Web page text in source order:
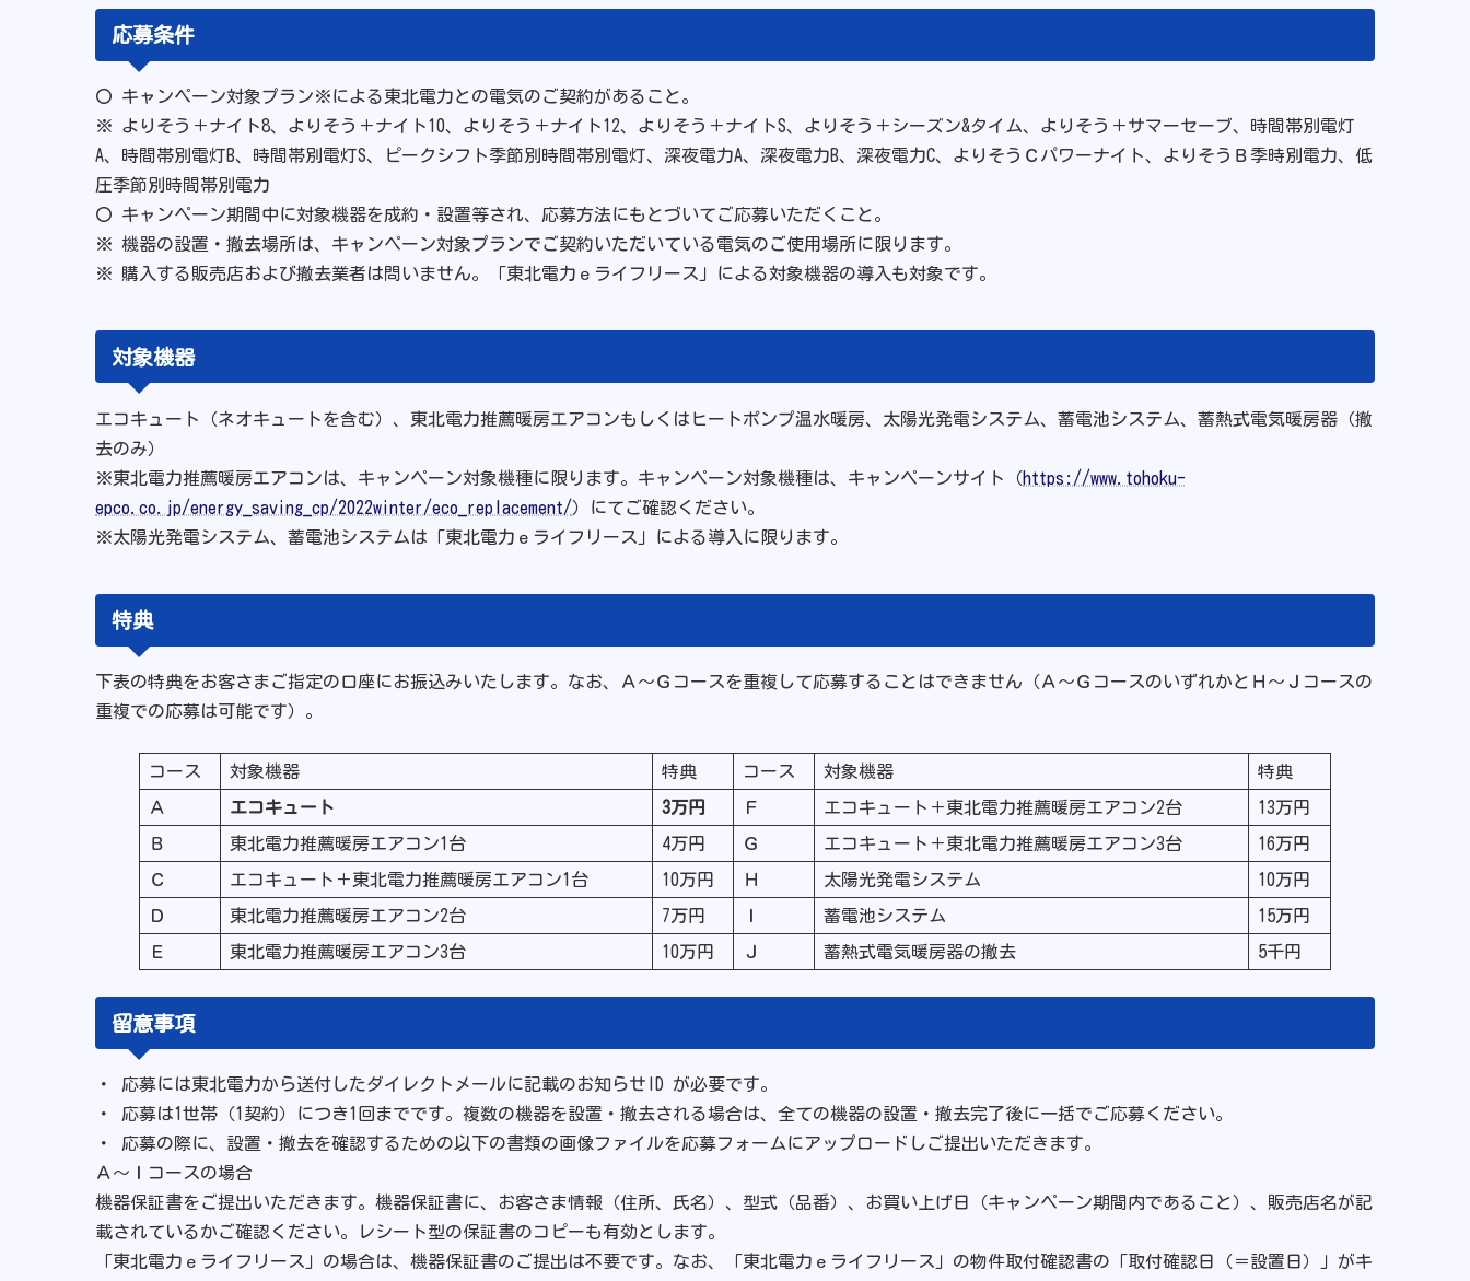
応募条件
〇 キャンペーン対象プラン※による東北電力との電気のご契約があること。
※ よりそう＋ナイト8、よりそう＋ナイト10、よりそう＋ナイト12、よりそう＋ナイトS、よりそう＋シーズン&タイム、よりそう＋サマーセーブ、時間帯別電灯
A、時間帯別電灯B、時間帯別電灯S、ピークシフト季節別時間帯別電灯、深夜電力A、深夜電力B、深夜電力C、よりそうＣパワーナイト、よりそうＢ季時別電力、低
圧季節別時間帯別電力
〇 キャンペーン期間中に対象機器を成約・設置等され、応募方法にもとづいてご応募いただくこと。
※ 機器の設置・撤去場所は、キャンペーン対象プランでご契約いただいている電気のご使用場所に限ります。
※ 購入する販売店および撤去業者は問いません。「東北電力ｅライフリース」による対象機器の導入も対象です。
対象機器
エコキュート（ネオキュートを含む）、東北電力推薦暖房エアコンもしくはヒートポンプ温水暖房、太陽光発電システム、蓄電池システム、蓄熱式電気暖房器（撤
去のみ）
※東北電力推薦暖房エアコンは、キャンペーン対象機種に限ります。キャンペーン対象機種は、キャンペーンサイト（https://www.tohoku-
epco.co.jp/energy_saving_cp/2022winter/eco_replacement/）にてご確認ください。
※太陽光発電システム、蓄電池システムは「東北電力ｅライフリース」による導入に限ります。
特典
下表の特典をお客さまご指定の口座にお振込みいたします。なお、Ａ～Ｇコースを重複して応募することはできません（Ａ～ＧコースのいずれかとＨ～Ｊコースの
重複での応募は可能です）。
コース 対象機器 特典 コース 対象機器 特典
Ａ エコキュート 3万円 Ｆ エコキュート＋東北電力推薦暖房エアコン2台 13万円
Ｂ 東北電力推薦暖房エアコン1台 4万円 Ｇ エコキュート＋東北電力推薦暖房エアコン3台 16万円
Ｃ エコキュート＋東北電力推薦暖房エアコン1台 10万円 Ｈ 太陽光発電システム 10万円
Ｄ 東北電力推薦暖房エアコン2台 7万円 蓄電池システム 15万円
Ｅ 東北電力推薦暖房エアコン3台 10万円 Ｊ 蓄熱式電気暖房器の撤去 5千円
留意事項
・ 応募には東北電力から送付したダイレクトメールに記載のお知らせID が必要です。
・ 応募は1世帯（1契約）につき1回までです。複数の機器を設置・撤去される場合は、全ての機器の設置・撤去完了後に一括でご応募ください。
・ 応募の際に、設置・撤去を確認するための以下の書類の画像ファイルを応募フォームにアップロードしご提出いただきます。
Ａ～Ｉコースの場合
機器保証書をご提出いただきます。機器保証書に、お客さま情報（住所、氏名）、型式（品番）、お買い上げ日（キャンペーン期間内であること）、販売店名が記
載されているかご確認ください。レシート型の保証書のコピーも有効とします。
「東北電力ｅライフリース」の場合は、機器保証書のご提出は不要です。なお、「東北電力ｅライフリース」の物件取付確認書の「取付確認日（＝設置日）」がキ